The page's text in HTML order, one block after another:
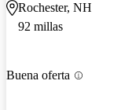
Rochester, NH
92 millas
Buena oferta